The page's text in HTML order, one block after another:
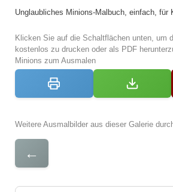
Unglaubliches Minions-Malbuch, einfach, für
Klicken Sie auf die Schaltflächen unten, um
kostenlos zu drucken oder als PDF
Minions zum Ausmalen
Weitere Ausmalbilder aus dieser Galerie
←